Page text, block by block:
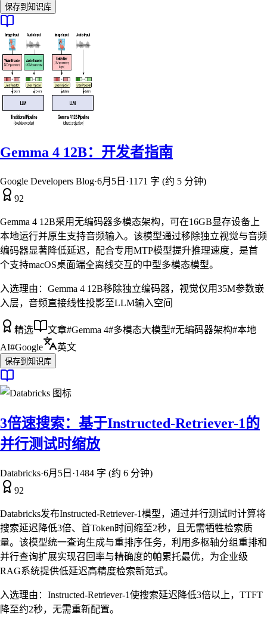
保存到知识库
Gemma 4 12B：开发者指南
Google Developers Blog·6月5日 ·1171 字 (约 5 分钟)
92
Gemma 4 12B采用无编码器多模态架构，可在16GB显存设备上
本地运行并原生支持音频输入。该模型通过移除独立视觉与音频
编码器显著降低延迟，配合专用MTP模型提升推理速度，是首
个支持macOS桌面端全离线交互的中型多模态模型。
入选理由： Gemma 4 12B移除独立编码器，视觉仅用35M参数嵌
入层，音频直接线性投影至LLM输入空间
精选 文章#Gemma 4#多模态大模型#无编码器架构#本地
AI#Google 英文
保存到知识库
3倍速搜索：基于Instructed-Retriever-1的
并行测试时缩放
Databricks·6月5日 ·1484 字 (约 6 分钟)
92
Databricks发布Instructed-Retriever-1模型，通过并行测试时计算将
搜索延迟降低3倍、首Token时间缩至2秒，且无需牺牲检索质
量。该模型统一查询生成与重排序任务，利用多枢轴分组重排和
并行查询扩展实现召回率与精确度的帕累托最优，为企业级
RAG系统提供低延迟高精度检索新范式。
入选理由： Instructed-Retriever-1使搜索延迟降低3倍以上，TTFT
降至约2秒，无需重新配置。